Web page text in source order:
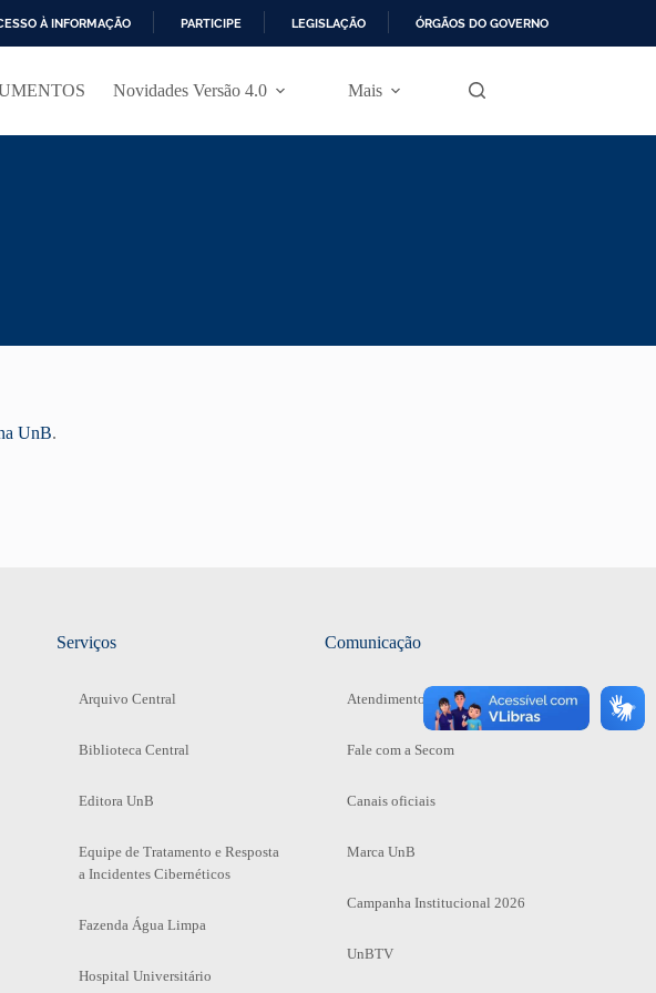
À INFORMAÇÃO PARTICIPE LEGISLAÇÃO ÓRGÃOS DO GOVERNO
Novidades Versão 4.0 Mais
UnB.
Serviços
Arquivo Central
Biblioteca Central
Editora UnB
Equipe de Tratamento e Resposta
a Incidentes Cibernéticos
Fazenda Água Limpa
Hospital Universitário
Comunicação
Atendimento a jornalistas
Fale com a Secom
Canais oficiais
Marca UnB
Campanha Institucional 2026
UnBTV